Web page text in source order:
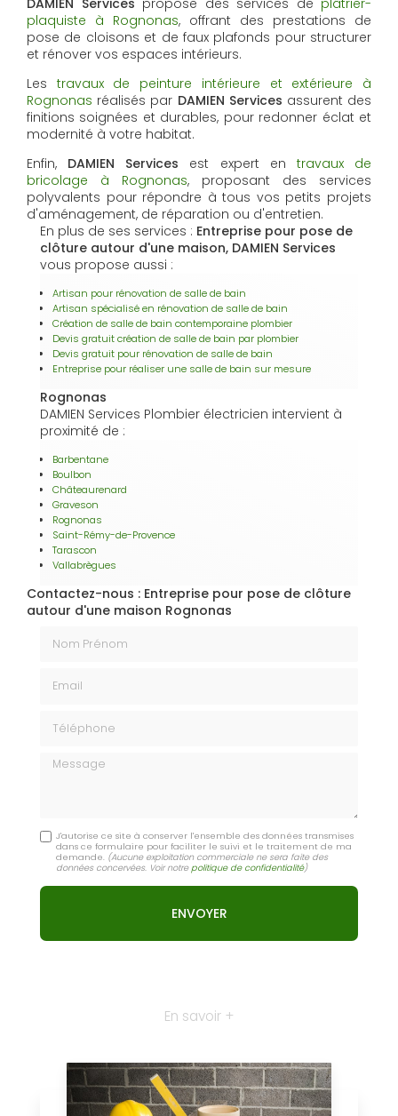
plaquiste à Rognonas, offrant des prestations de
pose de cloisons et de faux plafonds pour structurer
et rénover vos espaces intérieurs.
Les travaux de peinture intérieure et extérieure à
Rognonas réalisés par DAMIEN Services assurent des
finitions soignées et durables, pour redonner éclat et
modernité à votre habitat.
Enfin, DAMIEN Services est expert en travaux de
bricolage à Rognonas, proposant des services
polyvalents pour répondre à tous vos petits projets
d'aménagement, de réparation ou d'entretien.
En plus de ses services : Entreprise pour pose de
clôture autour d'une maison, DAMIEN Services
vous propose aussi :
Artisan pour rénovation de salle de bain
Artisan spécialisé en rénovation de salle de bain
Création de salle de bain contemporaine plombier
Devis gratuit création de salle de bain par plombier
Devis gratuit pour rénovation de salle de bain
Entreprise pour réaliser une salle de bain sur mesure
Rognonas
DAMIEN Services Plombier électricien intervient à
proximité de :
Barbentane
Boulbon
Châteaurenard
Graveson
Rognonas
Saint-Rémy-de-Provence
Tarascon
Vallabrègues
Contactez-nous : Entreprise pour pose de clôture
autour d'une maison Rognonas
Message
J'autorise ce site à conserver l'ensemble des données transmises
dans ce formulaire pour faciliter le suivi et le traitement de ma
demande. (Aucune exploitation commerciale ne sera faite des
données concervées. Voir notrepolitique de confidentialité)
En savoir +